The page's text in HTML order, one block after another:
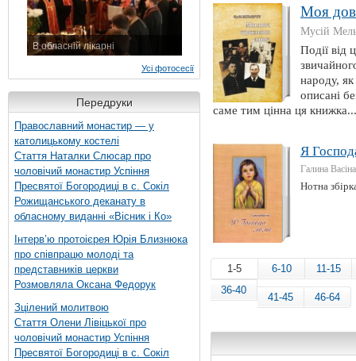
В обласній лікарні
Усі фотосесії
Передруки
Православний монастир — у
католицькому костелі
Стаття Наталки Слюсар про
чоловічий монастир Успіння
Пресвятої Богородиці в с. Сокіл
Рожищанського деканату в
обласному виданні «Вісник і Ко»
Інтерв’ю протоієрея Юрія Близнюка
про співпрацю молоді та
представників церкви
Розмовляла Оксана Федорук
Зцілений молитвою
Стаття Олени Лівіцької про
чоловічий монастир Успіння
Пресвятої Богородиці в с. Сокіл
Моя
Мусій
Події від
народу,
описані
саме тим цінна ця книжка...
Я
Галина Васіна
Нотна
1-5 6-10
11-15
36-40
41-45 46-64